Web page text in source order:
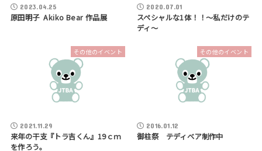
2023.04.25
原田明子 Akiko Bear 作品展
2020.07.01
スペシャルな1体！！～私だけのテ
ディ～
その他のイベント
2021.11.29
来年の干支『トラ吉くん』19ｃｍ
を作ろう。
その他のイベント
2016.01.12
御柱祭 テディベア制作中